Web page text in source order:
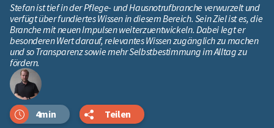
Stefan ist tief in der Pflege- und Hausnotrufbranche verwurzelt und
verfügt über fundiertes Wissen in diesem Bereich. Sein Ziel ist es, die
Branche mit neuen Impulsen weiterzuentwickeln. Dabei legt er
besonderen Wert darauf, relevantes Wissen zugänglich zu machen
und so Transparenz sowie mehr Selbstbestimmung im Alltag zu
fördern.
4min Teilen